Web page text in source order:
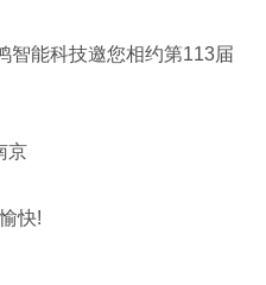
智能科技邀您相约第113届
京
快!